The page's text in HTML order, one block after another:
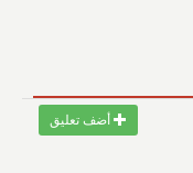
أضف تعليق